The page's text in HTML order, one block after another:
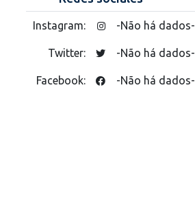
Instagram: -Não há dados-
Twitter: -Não há dados-
Facebook: -Não há dados-